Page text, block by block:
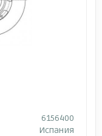
6156400
Испания